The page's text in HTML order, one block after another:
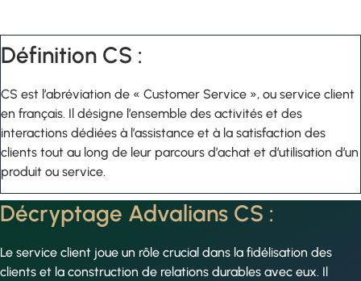
Définition CS :
CS est l’abréviation de « Customer Service », ou service client
en français. Il désigne l’ensemble des activités et des
interactions dédiées à l’assistance et à la satisfaction des
clients tout au long de leur parcours d’achat et d’utilisation d’un
produit ou service.
Décryptage Advalians CS :
Le service client joue un rôle crucial dans la fidélisation des
clients et la construction de relations durables avec eux. Il